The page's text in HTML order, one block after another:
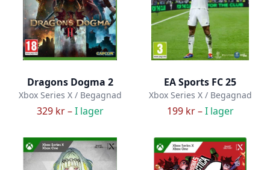
Dragons Dogma 2
Xbox Series X / Begagnad
329 kr –I lager
EA Sports FC 25
Xbox Series X / Begagnad
199 kr –I lager